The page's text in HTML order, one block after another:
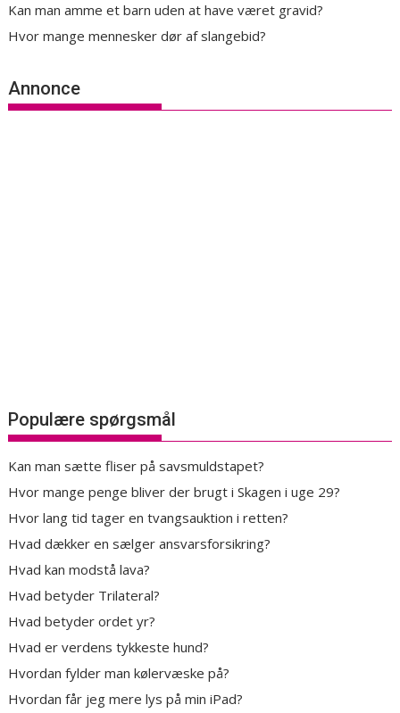
Kan man amme et barn uden at have været gravid?
Hvor mange mennesker dør af slangebid?
Annonce
Populære spørgsmål
Kan man sætte fliser på savsmuldstapet?
Hvor mange penge bliver der brugt i Skagen i uge 29?
Hvor lang tid tager en tvangsauktion i retten?
Hvad dækker en sælger ansvarsforsikring?
Hvad kan modstå lava?
Hvad betyder Trilateral?
Hvad betyder ordet yr?
Hvad er verdens tykkeste hund?
Hvordan fylder man kølervæske på?
Hvordan får jeg mere lys på min iPad?